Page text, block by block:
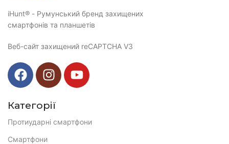
iHunt® - Румунський бренд захищених
смартфонів та планшетів
Веб-сайт захищений reCAPTCHA V3
Категорії
Протиударні смартфони
Смартфони